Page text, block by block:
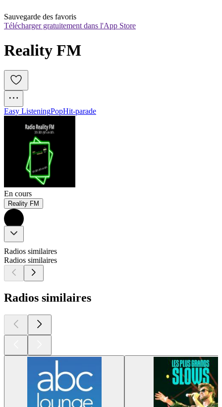
Sauvegarde des favoris
Télécharger gratuitement dans l'App Store
Reality FM
Easy ListeningPopHit-parade
En cours
Reality FM
Radios similaires
Radios similaires
Radios similaires